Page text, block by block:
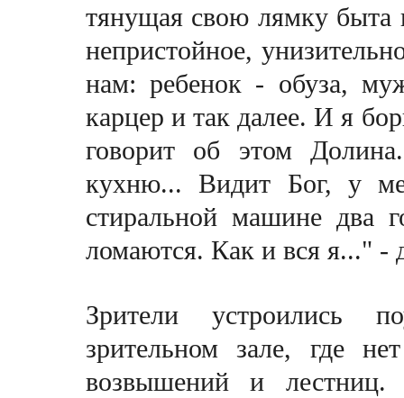
тянущая свою лямку
непристойное,
нам: ребенок - обуза,
карцер и так далее. И я
говорит об этом
кухню... Видит Бог, у
стиральной машине два
ломаются. Как и вся я..." -
Зрители устроились
зрительном зале, где
возвышений и лестниц.